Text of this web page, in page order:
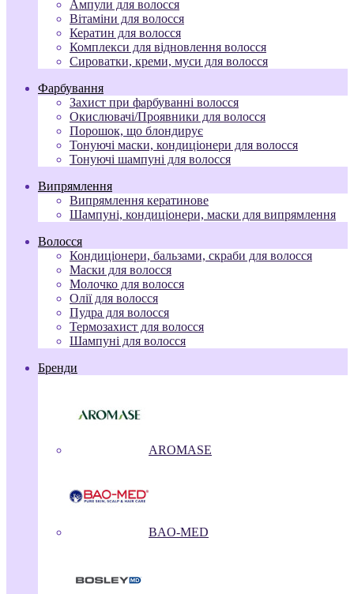
Ампули для волосся
Вітаміни для волосся
Кератин для волосся
Комплекси для відновлення волосся
Сироватки, креми, муси для волосся
Фарбування
Захист при фарбуванні волосся
Окислювачі/Проявники для волосся
Порошок, що блондирує
Тонуючі маски, кондиціонери для волосся
Тонуючі шампуні для волосся
Випрямлення
Випрямлення кератинове
Шампуні, кондиціонери, маски для випрямлення
Волосся
Кондиціонери, бальзами, скраби для волосся
Маски для волосся
Молочко для волосся
Олії для волосся
Пудра для волосся
Термозахист для волосся
Шампуні для волосся
Бренди
AROMASE
BAO-MED